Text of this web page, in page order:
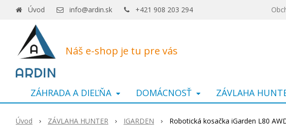
Náš e-shop je tu pre vás
Úvod info@ardin.sk +421 908 203 294
ZÁHRADA A DIEĽŇA DOMÁCNOSŤ ZÁVLAHA
Úvod ZÁVLAHA HUNTER IGARDEN Robotická kosačka iGarden L80